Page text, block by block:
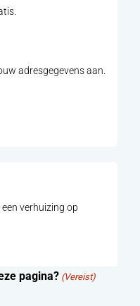
adresgegevens aan.
verhuizing op
pagina? (Vereist)